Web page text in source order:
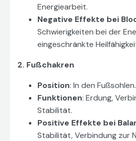
Energiearbeit.
Negative Effekte bei
Schwierigkeiten bei der
eingeschränkte
2. Fußchakren
Position: In den Fußsohlen.
Funktionen: Erdung,
Stabilität.
Positive Effekte bei
Stabilität, Verbindung zur